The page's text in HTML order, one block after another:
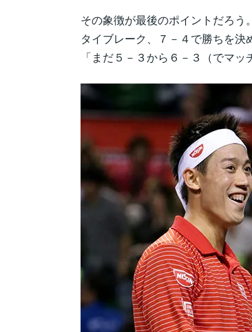
その象徴が最後のポイントだろう。
タイブレーク、７－４で勝ちを決
「まだ５－３から６－３（でマ